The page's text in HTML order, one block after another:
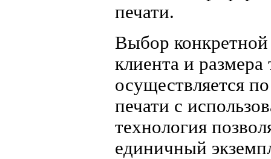
печати.
Выбор конкретной
клиента и
осуществляется
печати с
технология
единичный